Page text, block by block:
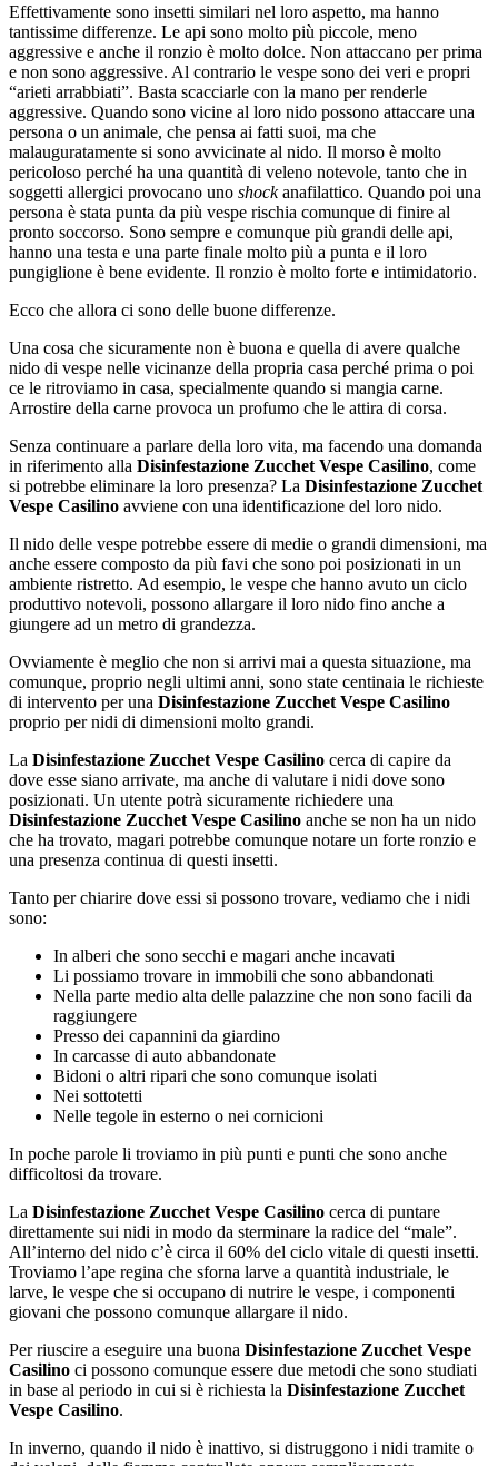
Effettivamente sono insetti similari nel loro aspetto, ma hanno
tantissime differenze. Le api sono molto più piccole, meno
aggressive e anche il ronzio è molto dolce. Non attaccano per prima
e non sono aggressive. Al contrario le vespe sono dei veri e propri
“arieti arrabbiati”. Basta scacciarle con la mano per renderle
aggressive. Quando sono vicine al loro nido possono attaccare una
persona o un animale, che pensa ai fatti suoi, ma che
malauguratamente si sono avvicinate al nido. Il morso è molto
pericoloso perché ha una quantità di veleno notevole, tanto che in
soggetti allergici provocano uno shockanafilattico. Quando poi una
persona è stata punta da più vespe rischia comunque di finire al
pronto soccorso. Sono sempre e comunque più grandi delle api,
hanno una testa e una parte finale molto più a punta e il loro
pungiglione è bene evidente. Il ronzio è molto forte e intimidatorio.
Ecco che allora ci sono delle buone differenze.
Una cosa che sicuramente non è buona e quella di avere qualche
nido di vespe nelle vicinanze della propria casa perché prima o poi
ce le ritroviamo in casa, specialmente quando si mangia carne.
Arrostire della carne provoca un profumo che le attira di corsa.
Senza continuare a parlare della loro vita, ma facendo una domanda
in riferimento alla Disinfestazione Zucchet Vespe Casilino, come
si potrebbe eliminare la loro presenza? La Disinfestazione Zucchet
Vespe Casilino avviene con una identificazione del loro nido.
Il nido delle vespe potrebbe essere di medie o grandi dimensioni, ma
anche essere composto da più favi che sono poi posizionati in un
ambiente ristretto. Ad esempio, le vespe che hanno avuto un ciclo
produttivo notevoli, possono allargare il loro nido fino anche a
giungere ad un metro di grandezza.
Ovviamente è meglio che non si arrivi mai a questa situazione, ma
comunque, proprio negli ultimi anni, sono state centinaia le richieste
di intervento per una Disinfestazione Zucchet Vespe Casilino
proprio per nidi di dimensioni molto grandi.
La Disinfestazione Zucchet Vespe Casilino cerca di capire da
dove esse siano arrivate, ma anche di valutare i nidi dove sono
posizionati. Un utente potrà sicuramente richiedere una
Disinfestazione Zucchet Vespe Casilino anche se non ha un nido
che ha trovato, magari potrebbe comunque notare un forte ronzio e
una presenza continua di questi insetti.
Tanto per chiarire dove essi si possono trovare, vediamo che i nidi
sono:
In alberi che sono secchi e magari anche incavati
Li possiamo trovare in immobili che sono abbandonati
Nella parte medio alta delle palazzine che non sono facili da
raggiungere
Presso dei capannini da giardino
In carcasse di auto abbandonate
Bidoni o altri ripari che sono comunque isolati
Nei sottotetti
Nelle tegole in esterno o nei cornicioni
In poche parole li troviamo in più punti e punti che sono anche
difficoltosi da trovare.
La Disinfestazione Zucchet Vespe Casilino cerca di puntare
direttamente sui nidi in modo da sterminare la radice del “male”.
All’interno del nido c’è circa il 60% del ciclo vitale di questi insetti.
Troviamo l’ape regina che sforna larve a quantità industriale, le
larve, le vespe che si occupano di nutrire le vespe, i componenti
giovani che possono comunque allargare il nido.
Per riuscire a eseguire una buona Disinfestazione Zucchet Vespe
Casilino ci possono comunque essere due metodi che sono studiati
in base al periodo in cui si è richiesta la Disinfestazione Zucchet
Vespe Casilino.
In inverno, quando il nido è inattivo, si distruggono i nidi tramite o